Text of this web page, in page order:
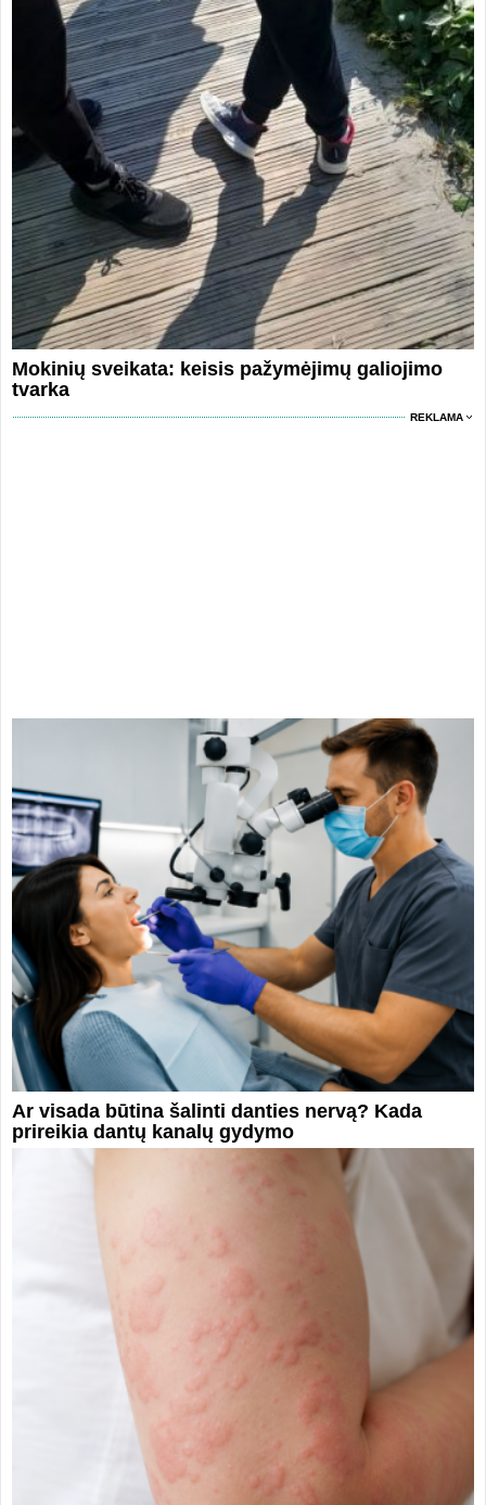
Mokinių sveikata: keisis pažymėjimų galiojimo
tvarka
REKLAMA
Ar visada būtina šalinti danties nervą? Kada
prireikia dantų kanalų gydymo